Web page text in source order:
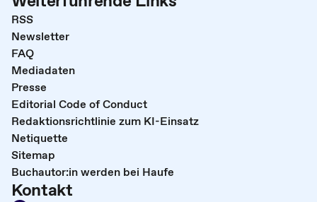
RSS
Newsletter
FAQ
Mediadaten
Presse
Editorial Code of Conduct
Redaktionsrichtlinie zum KI-Einsatz
Netiquette
Sitemap
Buchautor:in werden bei Haufe
Kontakt